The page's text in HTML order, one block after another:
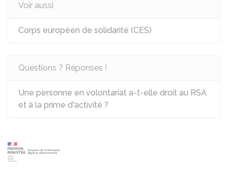
Voir aussi
Corps européen de solidarité (CES)
Questions ? Réponses !
Une personne en volontariat a-t-elle droit au RSA
et à la prime d'activité ?